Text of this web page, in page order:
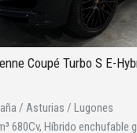
Coupé Turbo S E-
/ Asturias / Lugones
680Cv, Híbrido enchufable